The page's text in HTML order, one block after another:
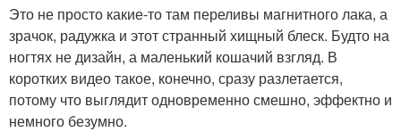
Это не просто какие-то там переливы магнитного лака, а
зрачок, радужка и этот странный хищный блеск. Будто на
ногтях не дизайн, а маленький кошачий взгляд. В
коротких видео такое, конечно, сразу разлетается,
потому что выглядит одновременно смешно, эффектно и
немного безумно.